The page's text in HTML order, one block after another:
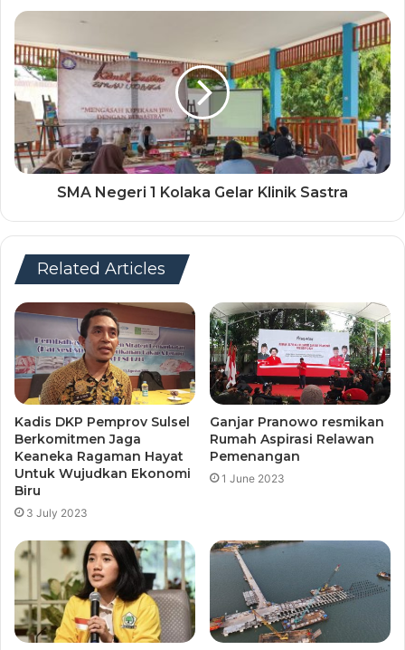
SMA Negeri 1 Kolaka Gelar Klinik Sastra
Related Articles
Kadis DKP Pemprov Sulsel
Berkomitmen Jaga
Keaneka Ragaman Hayat
Untuk Wujudkan Ekonomi
Biru
3 July 2023
Ganjar Pranowo resmikan
Rumah Aspirasi Relawan
Pemenangan
1 June 2023